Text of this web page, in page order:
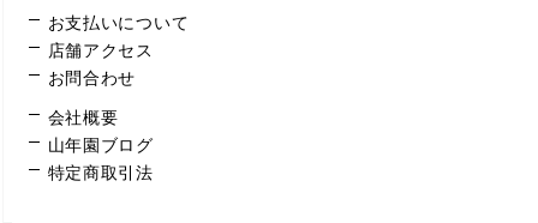
お支払いについて
店舗アクセス
お問合わせ
会社概要
山年園ブログ
特定商取引法